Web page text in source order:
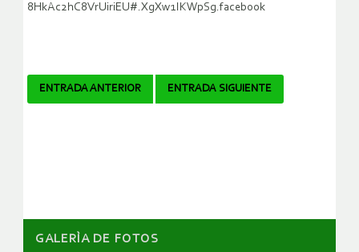
8HkAc2hC8VrUiriEU#.XgXw1IKWpSg.facebook
Navegador
ENTRADA ANTERIOR ENTRADA SIGUIENTE
GALERÌA DE FOTOS